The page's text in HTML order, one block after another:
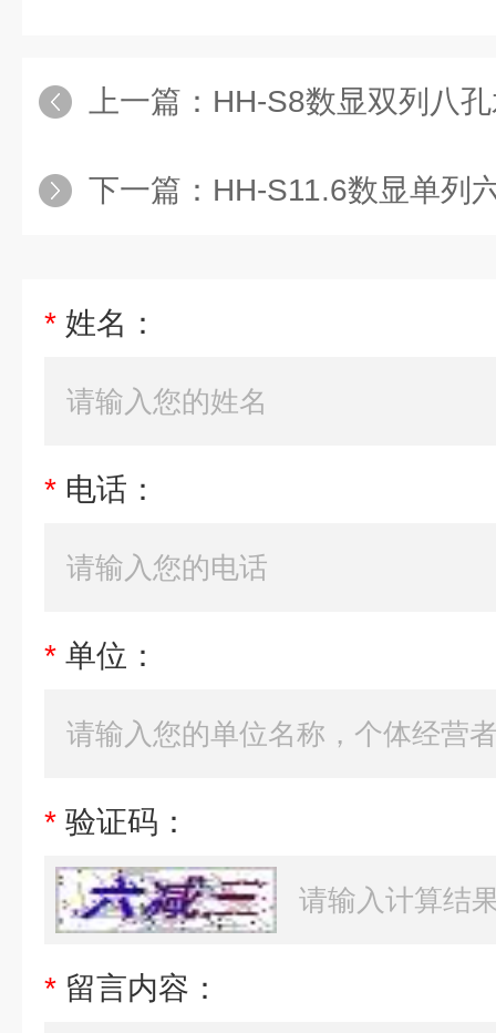
上一篇： HH-S8数显双列八
下一篇： HH-S11.6数显单列
* 姓名：
* 电话：
* 单位：
* 验证码：
* 留言内容：